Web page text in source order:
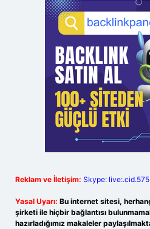
Reklam ve İletişim: Skype:
Yasal Uyarı: Bu internet sitesi,
şirketi ile hiçbir bağlantısı
hazırladığımız makaleler